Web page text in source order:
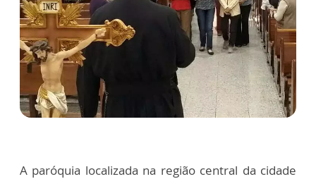
A paróquia localizada na região central da cidade